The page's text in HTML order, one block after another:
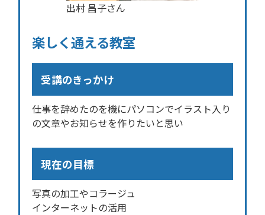
出村 昌子さん
楽しく通える教室
受講のきっかけ
仕事を辞めたのを機にパソコンでイラスト入り
の文章やお知らせを作りたいと思い
現在の目標
写真の加工やコラージュ
インターネットの活用